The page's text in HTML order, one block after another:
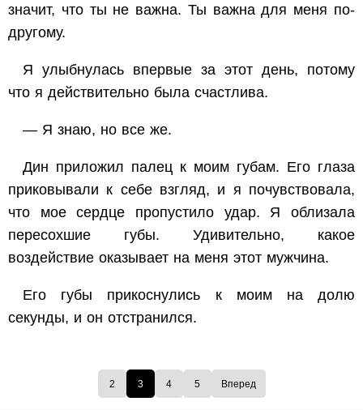
значит, что ты не важна. Ты важна для меня по-
другому.
Я улыбнулась впервые за этот день, потому
что я действительно была счастлива.
— Я знаю, но все же.
Дин приложил палец к моим губам. Его глаза
приковывали к себе взгляд, и я почувствовала,
что мое сердце пропустило удар. Я облизала
пересохшие губы. Удивительно, какое
воздействие оказывает на меня этот мужчина.
Его губы прикоснулись к моим на долю
секунды, и он отстранился.
2 3 4 5 Вперед